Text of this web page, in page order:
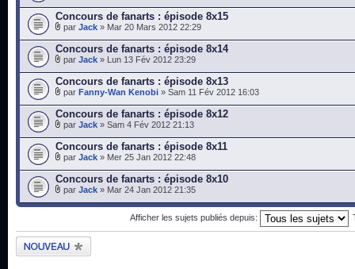
Concours de fanarts : épisode 8x15
par Jack » Mar 20 Mars 2012 22:29
Concours de fanarts : épisode 8x14
par Jack » Lun 13 Fév 2012 23:29
Concours de fanarts : épisode 8x13
par Fanny-Wan Kenobi » Sam 11 Fév 2012 16:03
Concours de fanarts : épisode 8x12
par Jack » Sam 4 Fév 2012 21:13
Concours de fanarts : épisode 8x11
par Jack » Mer 25 Jan 2012 22:48
Concours de fanarts : épisode 8x10
par Jack » Mar 24 Jan 2012 21:35
Afficher les sujets publiés depuis:
Publier un nouveau
sujet